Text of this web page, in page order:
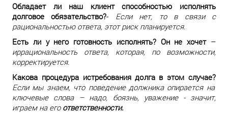
Обладает ли наш клиент способностью исполнять
долговое обязательство?- Если нет, то в связи с
рациональностью ответа, этот риск планируется.
Есть ли у него готовность исполнять? Он не хочет–
иррациональность ответа, которая, по возможности,
корректируется.
Какова процедура истребования долга в этом случае?
Если мы знаем, что поведение должника опирается на
ключевые слова – надо, боязнь, уважение - значит,
играем на его ответственности.